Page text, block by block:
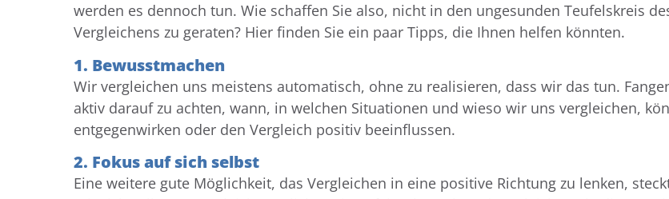
werden es dennoch tun. Wie schaffen Sie also, nicht in den ungesunden Teufelskreis
Vergleichens zu geraten? Hier finden Sie ein paar Tipps, die Ihnen helfen könnten.
1. Bewusstmachen
Wir vergleichen uns meistens automatisch, ohne zu realisieren, dass wir das tun.
aktiv darauf zu achten, wann, in welchen Situationen und wieso wir uns vergleichen,
entgegenwirken oder den Vergleich positiv beeinflussen.
2. Fokus auf sich selbst
Eine weitere gute Möglichkeit, das Vergleichen in eine positive Richtung zu lenken,